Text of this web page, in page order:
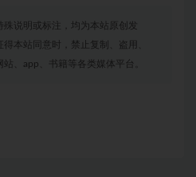
说明或标注，均为本站原创发
本站同意时，禁止复制、盗用、
、app、书籍等各类媒体平台。